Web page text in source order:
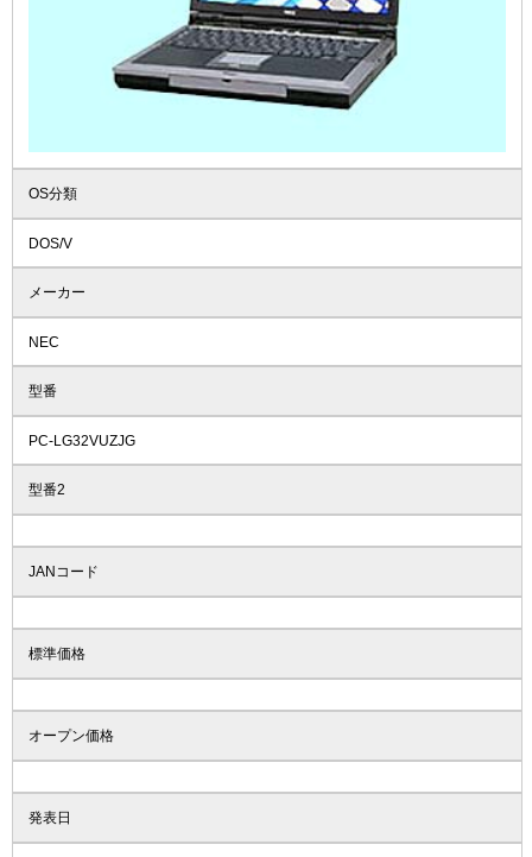
OS分類
DOS/V
メーカー
NEC
型番
PC-LG32VUZJG
型番2
JANコード
標準価格
オープン価格
発表日